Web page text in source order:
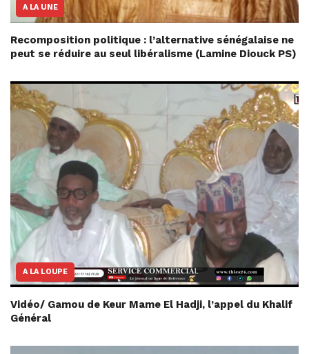
A LA UNE
Recomposition politique : l’alternative sénégalaise ne
peut se réduire au seul libéralisme (Lamine Diouck PS)
A LA LOUPE
Vidéo/ Gamou de Keur Mame El Hadji, l’appel du Khalif
Général